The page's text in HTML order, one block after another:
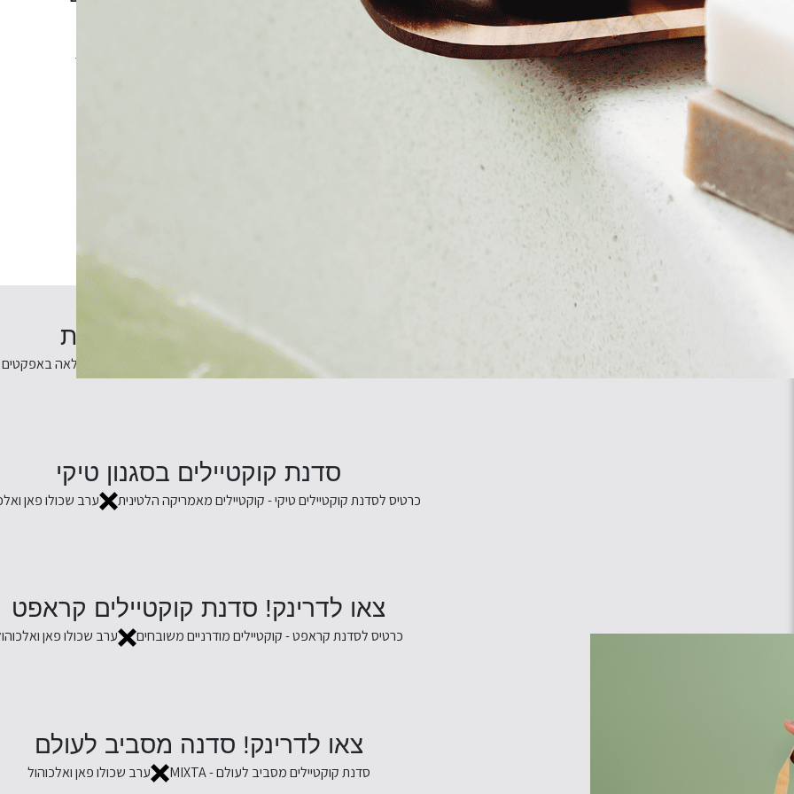
אמיתיים – בבית!
*התמונה להמחשה בלבד. נפחים, גדלים, עיצובים וצבעים יכולים להיות שונים במעט מהתמונה והמפרט בהתאם לזמינות
חומרי הגלם והסחורות בארץ.
יש לבחור כמות
ערכה להכנת קוקטיילים מסביב לעולם פרימיום!
כולל משלוח 335.00
סדנת קוקטיילים מולקולרית
סדנת קוקטיילים מולקולריים - מבית מיקסטה סדנה ייחודית מלאה באפקטים
סדנת קוקטיילים בסגנון טיקי
כרטיס לסדנת קוקטיילים טיקי - קוקטיילים מאמריקה הלטינית ערב שכולו פאן
צאו לדרינק! סדנת קוקטיילים קראפט
כרטיס לסדנת קראפט - קוקטיילים מודרניים משובחים ערב שכולו פאן
צאו לדרינק! סדנה מסביב לעולם
סדנת קוקטיילים מסביב לעולם - MIXTA ערב שכולו פאן ואלכוהול